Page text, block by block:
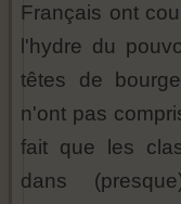
Français ont
l'hydre du
têtes de
n'ont pas
fait que les
dans